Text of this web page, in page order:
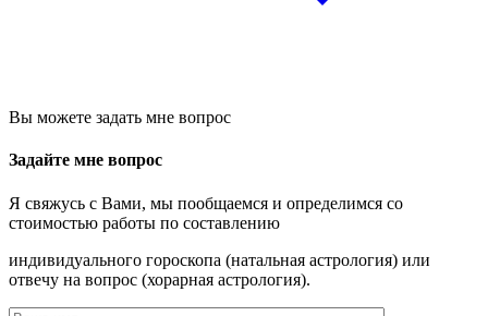
Вы можете задать мне вопрос
Задайте мне вопрос
Я свяжусь с Вами, мы пообщаемся и определимся со
стоимостью работы по составлению
индивидуального гороскопа (натальная астрология) или
отвечу на вопрос (хорарная астрология).